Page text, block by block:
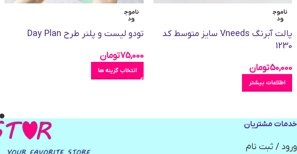
ناموج
ود
پالت آبرنگ Vneeds سایز متوسط کد
1230
50,000تومان
اطلاعات بیشتر
ناموج
ود
تودو لیست و پلنر طرح Day Plan
75,000تومان
انتخاب گزینه ها
خدمات مشتریان
ورود / ثبت نام